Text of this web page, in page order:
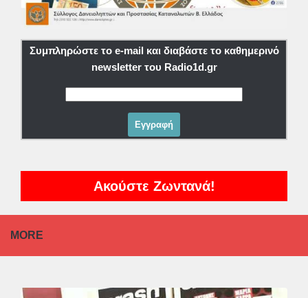
Συμπληρώστε το e-mail και διαβάστε το καθημερινό
newsletter του Radio1d.gr
Ακούστε Ζωντανά!
MORE